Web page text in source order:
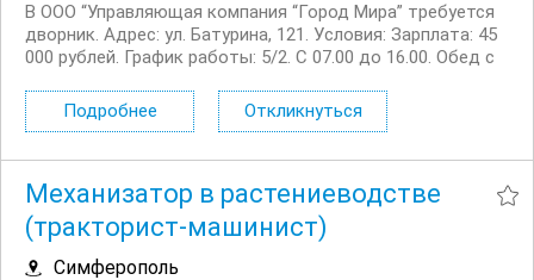
В ООО “Управляющая компания “Город Мира” требуется
дворник. Адрес: ул. Батурина, 121. Условия: Зарплата: 45
000 рублей. График работы: 5/2. С 07.00 до 16.00. Обед с
территории. Полив...
Подробнее Откликнуться
Механизатор в растениеводстве
(тракторист-машинист)
Симферополь